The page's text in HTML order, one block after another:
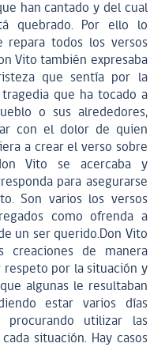
han cantado y del cual
quebrado. Por ello lo
repara todos los versos
Vito también expresaba
que sentía por la
que ha tocado a
o sus alrededores,
con el dolor de quien
a crear el verso sobre
Vito se acercaba y
para asegurarse
Son varios los versos
como ofrenda a
un ser querido.Don Vito
creaciones de manera
respeto por la situación y
algunas le resultaban
estar varios días
utilizar las
situación. Hay casos